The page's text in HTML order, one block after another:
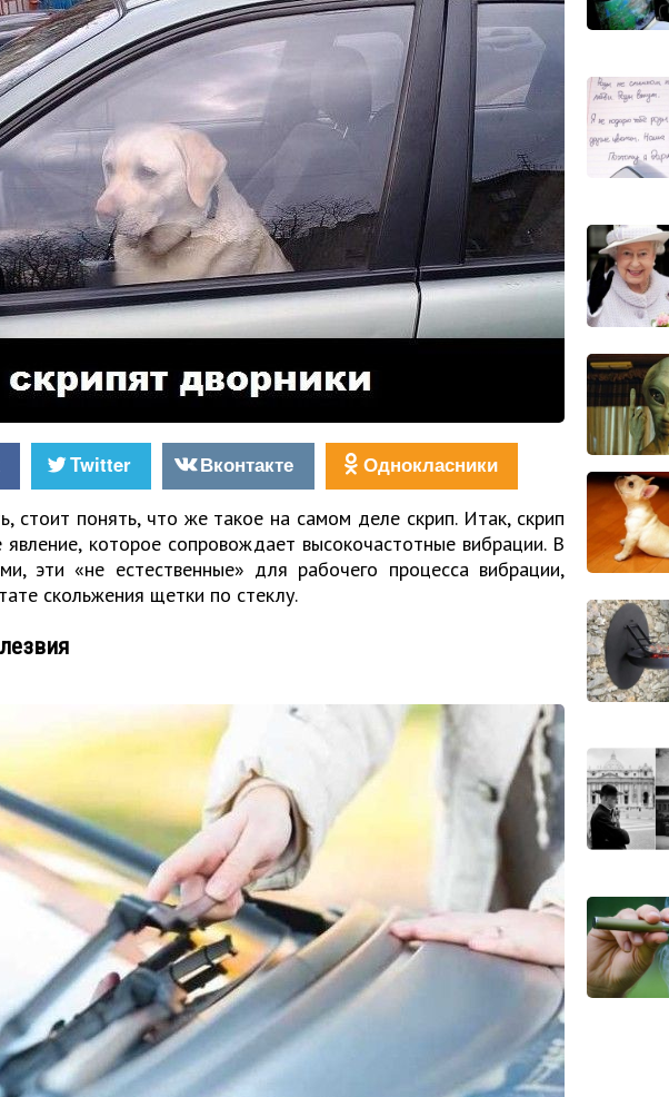
Twitter Вконтакте Однокласники
стоит понять, что же такое на самом деле скрип. Итак, скрип
явление, которое сопровождает высокочастотные вибрации. В
эти «не естественные» для рабочего процесса вибрации,
скольжения щетки по стеклу.